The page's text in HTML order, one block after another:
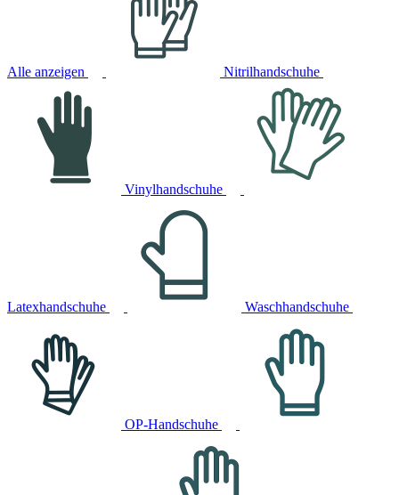
Alle anzeigen Nitrilhandschuhe
Vinylhandschuhe
Latexhandschuhe Waschhandschuhe
OP-Handschuhe